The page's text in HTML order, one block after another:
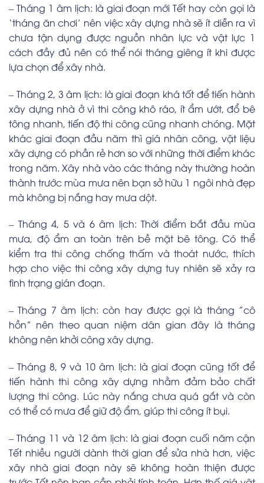
– Tháng 1 âm lịch: là giai đoạn mới Tết hay còn gọi là
‘tháng ăn chơi’ nên việc xây dựng nhà sẽ ít diễn ra vì
chưa tận dụng được nguồn nhân lực và vật lực 1
cách đầy đủ nên có thể nói tháng giêng ít khi được
lựa chọn để xây nhà.
– Tháng 2, 3 âm lịch: là giai đoạn khá tốt để tiến hành
xây dựng nhà ở vì thi công khô ráo, ít ẩm ướt, đổ bê
tông nhanh, tiến độ thi công cũng nhanh chóng. Mặt
khác giai đoạn đầu năm thì giá nhân công, vật liệu
xây dựng có phần rẻ hơn so với những thời điểm khác
trong năm. Xây nhà vào các tháng này thường hoàn
thành trước mùa mưa nên bạn sở hữu 1 ngôi nhà đẹp
mà không bị nắng hay mưa dột.
– Tháng 4, 5 và 6 âm lịch: Thời điểm bắt đầu mùa
mưa, độ ẩm an toàn trên bề mặt bê tông. Có thể
kiểm tra thi công chống thấm và thoát nước, thích
hợp cho việc thi công xây dựng tuy nhiên sẽ xảy ra
tình trạng gián đoạn.
– Tháng 7 âm lịch: còn hay được gọi là tháng ”cô
hồn” nên theo quan niệm dân gian đây là tháng
không nên khởi công xây dựng.
– Tháng 8, 9 và 10 âm lịch: là giai đoạn cũng tốt để
tiến hành thi công xây dựng nhằm đảm bảo chất
lượng thi công. Lúc này nắng chưa quá gắt và còn
có thể có mưa để giữ độ ẩm, giúp thi công ít bụi.
– Tháng 11 và 12 âm lịch: là giai đoạn cuối năm cận
Tết nhiều người dành thời gian để sửa nhà hơn, việc
xây nhà giai đoạn này sẽ không hoàn thiện được